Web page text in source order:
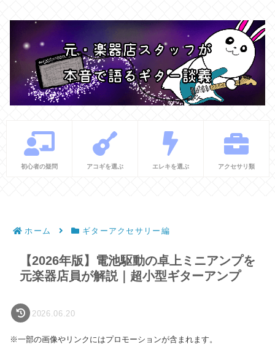
初心者の疑問 アコギを選ぶ エレキを選ぶ アクセサリ類
ホーム ギターアクセサリー編
【2026年版】電池駆動の卓上ミニアンプを
元楽器店員が解説｜超小型ギターアンプ
2026.06.20
※一部の画像やリンクにはプロモーションが含まれます。